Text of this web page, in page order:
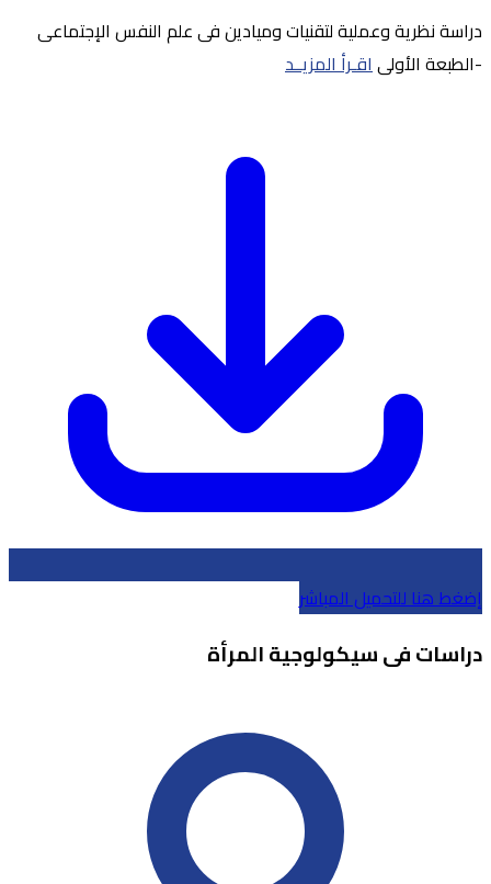
دراسة نظرية وعملية لتقنيات وميادين فى علم النفس الإجتماعى
-الطبعة الأولىاقـرأ المزيــد
إضغط هنا للتحميل المباشر
دراسات فى سيكولوجية المرأة